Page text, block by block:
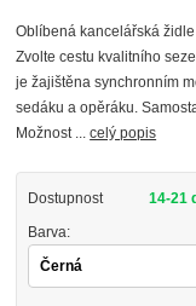
Oblíbená kancelářská
Zvolte cestu kvalitního
je žajištěna synchronním
sedáku a opěráku.
Možnost ...celý popis
Dostupnost 14-21
Barva: